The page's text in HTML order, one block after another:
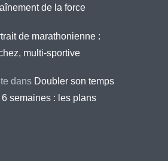
de la force
de marathonienne :
multi-sportive
dans Doubler son temps
semaines : les plans